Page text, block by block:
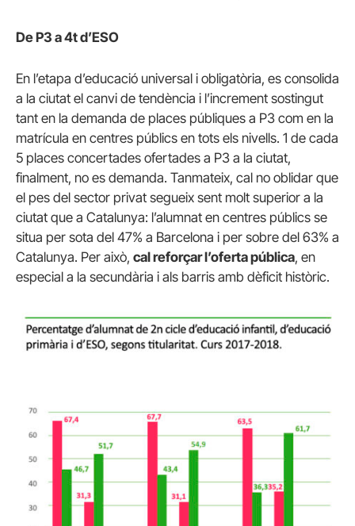
De P3 a 4t d’ESO
En l’etapa d’educació universal i obligatòria, es consolida
a la ciutat el canvi de tendència i l’increment sostingut
tant en la demanda de places públiques a P3 com en la
matrícula en centres públics en tots els nivells. 1 de cada
5 places concertades ofertades a P3 a la ciutat,
finalment, no es demanda. Tanmateix, cal no oblidar que
el pes del sector privat segueix sent molt superior a la
ciutat que a Catalunya: l’alumnat en centres públics se
situa per sota del 47% a Barcelona i per sobre del 63% a
Catalunya. Per això, cal reforçar l’oferta pública, en
especial a la secundària i als barris amb dèficit històric.